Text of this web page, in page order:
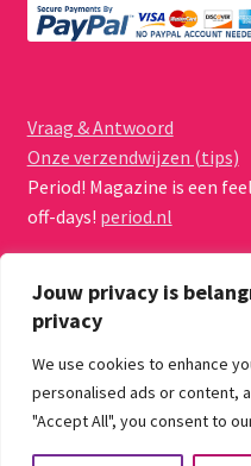
Jouw privacy is
privacy
We use cookies to enhance
personalised ads or content,
"Accept All", you consent to
Vraag & Antwoord
Onze verzendwijzen (tips)
Period! Magazine is een
off-days! period.nl
© Menstruatiecups.nl 2026
Algemene voorwaarden